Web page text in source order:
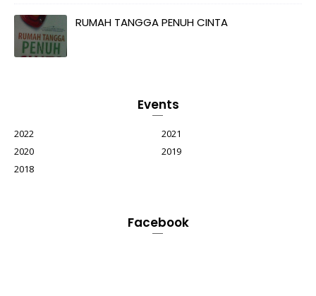
RUMAH TANGGA PENUH CINTA
Events
2022
2021
2020
2019
2018
Facebook